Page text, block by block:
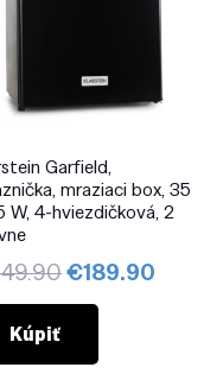
Garfield,
mraziaci box, 35
W, 4-hviezdičková, 2
Pôvodná
cena
€249.90.
€189.90
Kúpiť